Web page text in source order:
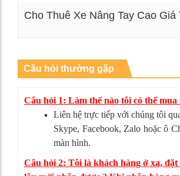
Cho Thuê Xe Nâng Tay Cao Giá
Câu hỏi thường gặp
Câu hỏi 1: Làm thế nào tôi có thể mua
Liên hệ trực tiếp với chúng tôi
Skype, Facebook, Zalo hoặc ô
màn hình.
Câu hỏi 2: Tôi là khách hàng ở xa,